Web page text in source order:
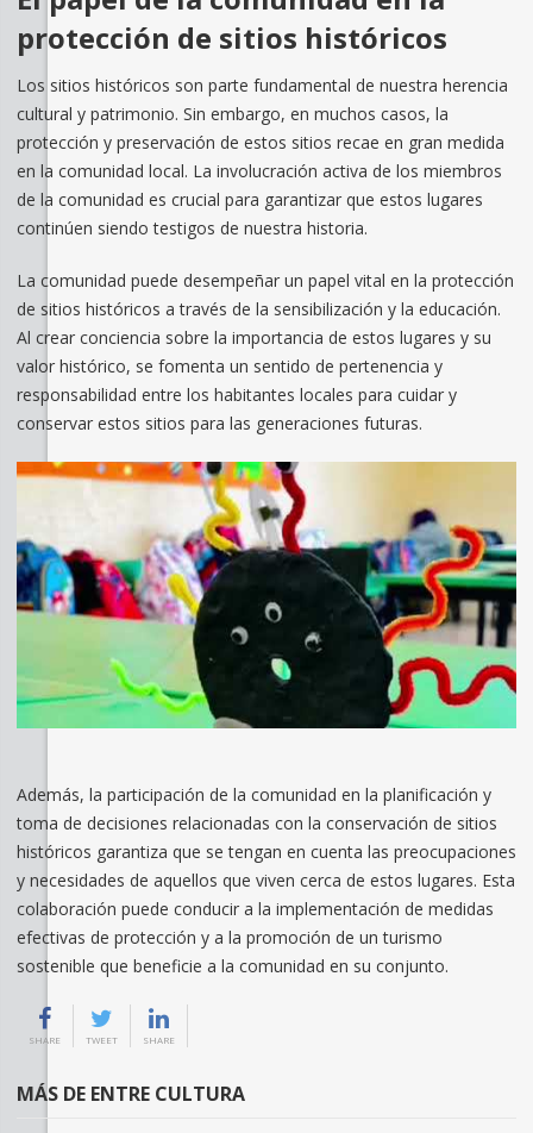
protección de sitios históricos
Los sitios históricos son parte fundamental de nuestra herencia
cultural y patrimonio. Sin embargo, en muchos casos, la
protección y preservación de estos sitios recae en gran medida
en la comunidad local. La involucración activa de los miembros
de la comunidad es crucial para garantizar que estos lugares
continúen siendo testigos de nuestra historia.
La comunidad puede desempeñar un papel vital en la protección
de sitios históricos a través de la sensibilización y la educación.
Al crear conciencia sobre la importancia de estos lugares y su
valor histórico, se fomenta un sentido de pertenencia y
responsabilidad entre los habitantes locales para cuidar y
conservar estos sitios para las generaciones futuras.
Además, la participación de la comunidad en la planificación y
toma de decisiones relacionadas con la conservación de sitios
históricos garantiza que se tengan en cuenta las preocupaciones
y necesidades de aquellos que viven cerca de estos lugares. Esta
colaboración puede conducir a la implementación de medidas
efectivas de protección y a la promoción de un turismo
sostenible que beneficie a la comunidad en su conjunto.
SHARE TWEET SHARE
MÁS DE ENTRE CULTURA